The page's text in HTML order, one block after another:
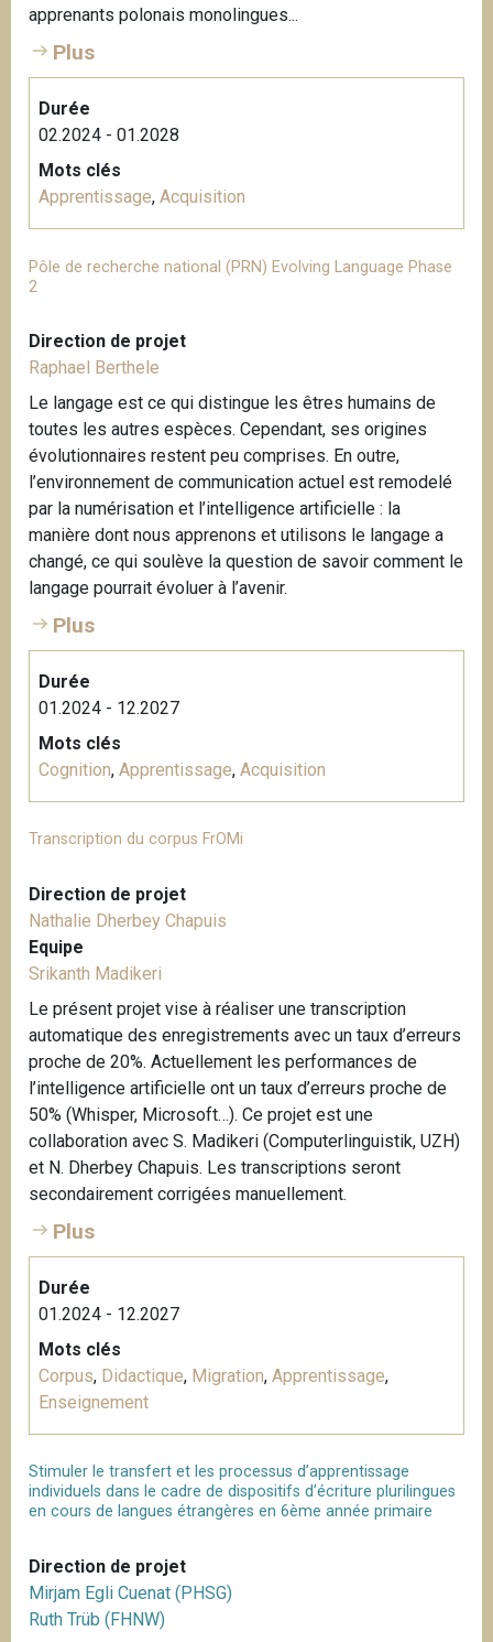
apprenants polonais monolingues...
Plus
Durée
02.2024 - 01.2028
Mots clés
Apprentissage, Acquisition
Pôle de recherche national (PRN) Evolving Language Phase
2
Direction de projet
Raphael Berthele
Le langage est ce qui distingue les êtres humains de
toutes les autres espèces. Cependant, ses origines
évolutionnaires restent peu comprises. En outre,
l’environnement de communication actuel est remodelé
par la numérisation et l’intelligence artificielle : la
manière dont nous apprenons et utilisons le langage a
changé, ce qui soulève la question de savoir comment le
langage pourrait évoluer à l’avenir.
Plus
Durée
01.2024 - 12.2027
Mots clés
Cognition, Apprentissage, Acquisition
Transcription du corpus FrOMi
Direction de projet
Nathalie Dherbey Chapuis
Equipe
Srikanth Madikeri
Le présent projet vise à réaliser une transcription
automatique des enregistrements avec un taux d’erreurs
proche de 20%. Actuellement les performances de
l’intelligence artificielle ont un taux d’erreurs proche de
50% (Whisper, Microsoft…). Ce projet est une
collaboration avec S. Madikeri (Computerlinguistik, UZH)
et N. Dherbey Chapuis. Les transcriptions seront
secondairement corrigées manuellement.
Plus
Durée
01.2024 - 12.2027
Mots clés
Corpus, Didactique, Migration, Apprentissage,
Enseignement
Stimuler le transfert et les processus d’apprentissage
individuels dans le cadre de dispositifs d’écriture plurilingues
en cours de langues étrangères en 6ème année primaire
Direction de projet
Mirjam Egli Cuenat (PHSG)
Ruth Trüb (FHNW)